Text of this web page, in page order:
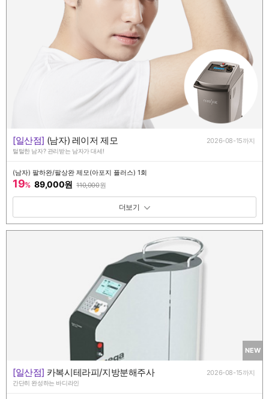
[일산점] (남자) 레이저 제모 2026-08-15까지
털털한 남자? 관리받는 남자가 대세!
(남자) 팔하완/팔상완 제모(아포지 플러스) 1회
19% 89,000원 110,000원
패키지 보기 토글
NEW
[일산점] 카복시테라피/지방분해주사 2026-08-15까지
간단히 완성하는 바디라인